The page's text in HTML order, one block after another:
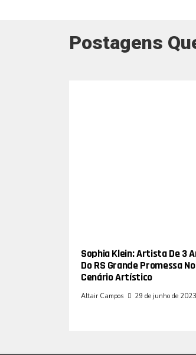
Postagens
Sophia Klein: Artista De 3
Do RS Grande Promessa No
Cenário Artístico
Altair Campos 29 de junho de 2023